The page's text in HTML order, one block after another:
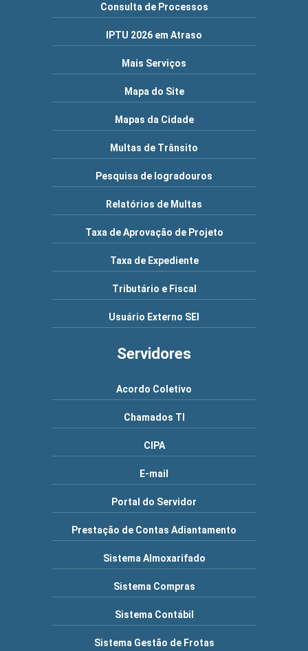
Consulta de Processos
IPTU 2026 em Atraso
Mais Serviços
Mapa do Site
Mapas da Cidade
Multas de Trânsito
Pesquisa de logradouros
Relatórios de Multas
Taxa de Aprovação de Projeto
Taxa de Expediente
Tributário e Fiscal
Usuário Externo SEI
Servidores
Acordo Coletivo
Chamados TI
CIPA
E-mail
Portal do Servidor
Prestação de Contas Adiantamento
Sistema Almoxarifado
Sistema Compras
Sistema Contábil
Sistema Gestão de Frotas